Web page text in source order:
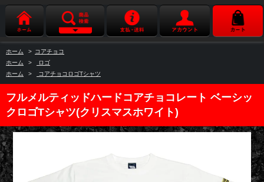
ホーム > コアチョコ
ホーム
>
ロゴ
ホーム
> コアチョコロゴTシャツ
フルメルティッドハードコアチョコレート ベーシッ
クロゴTシャツ(クリスマスホワイト)